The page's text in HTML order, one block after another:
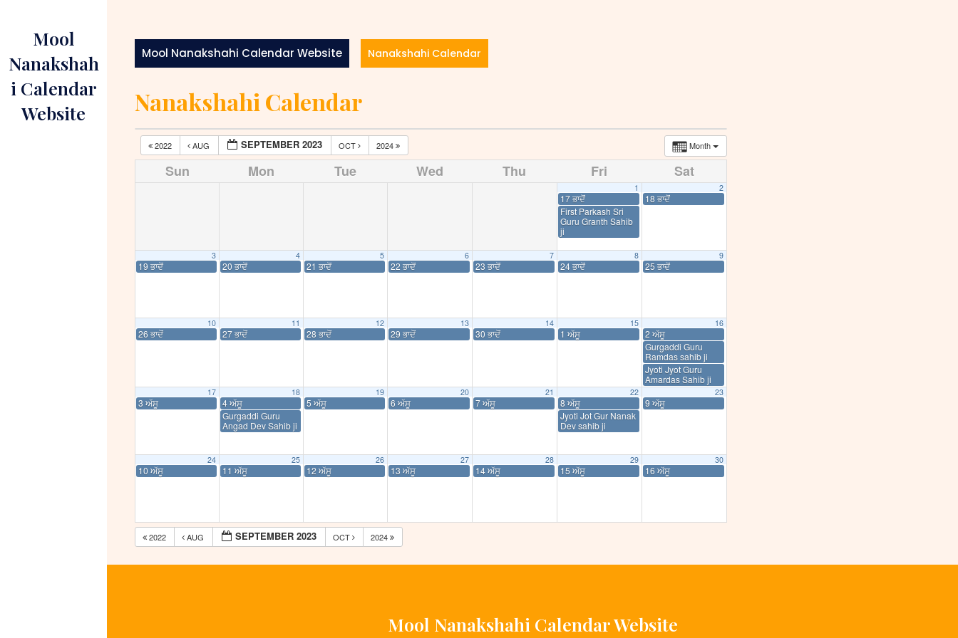
contentMool
Nanakshah
i Calendar
Website
Mool Nanakshahi Calendar Website Nanakshahi Calendar
Nanakshahi Calendar
Month
2022 AUG SEPTEMBER 2023 OCT 2024
Sun Mon Tue Wed Thu Fri Sat
1
17 ਭਾਦੋਂ
First Parkash Sri
Guru Granth Sahib
ji
2
18 ਭਾਦੋਂ
3
19 ਭਾਦੋਂ
4
20 ਭਾਦੋਂ
5
21 ਭਾਦੋਂ
6
22 ਭਾਦੋਂ
7
23 ਭਾਦੋਂ
8
24 ਭਾਦੋਂ
9
25 ਭਾਦੋਂ
10
26 ਭਾਦੋਂ
11
27 ਭਾਦੋਂ
12
28 ਭਾਦੋਂ
13
29 ਭਾਦੋਂ
14
30 ਭਾਦੋਂ
15
1 ਅੱਸੂ
16
2 ਅੱਸੂ
Gurgaddi Guru
Ramdas sahib ji
Jyoti Jyot Guru
Amardas Sahib ji
17
3 ਅੱਸੂ
18
4 ਅੱਸੂ
Gurgaddi Guru
Angad Dev Sahib ji
19
5 ਅੱਸੂ
20
6 ਅੱਸੂ
21
7 ਅੱਸੂ
22
8 ਅੱਸੂ
Jyoti Jot Gur Nanak
Dev sahib ji
23
9 ਅੱਸੂ
24
10 ਅੱਸੂ
25
11 ਅੱਸੂ
26
12 ਅੱਸੂ
27
13 ਅੱਸੂ
28
14 ਅੱਸੂ
29
15 ਅੱਸੂ
30
16 ਅੱਸੂ
2022 AUG SEPTEMBER 2023 OCT 2024
Mool Nanakshahi Calendar Website